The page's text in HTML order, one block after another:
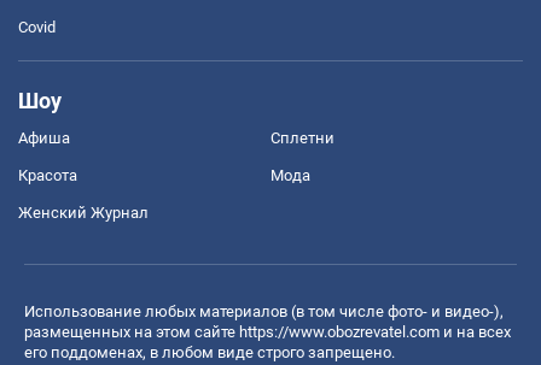
Covid
Шоу
Афиша Сплетни
Красота Мода
Женский Журнал
Использование любых материалов (в том числе фото- и видео-),
размещенных на этом сайте https://www.obozrevatel.com и на всех
его поддоменах, в любом виде строго запрещено.